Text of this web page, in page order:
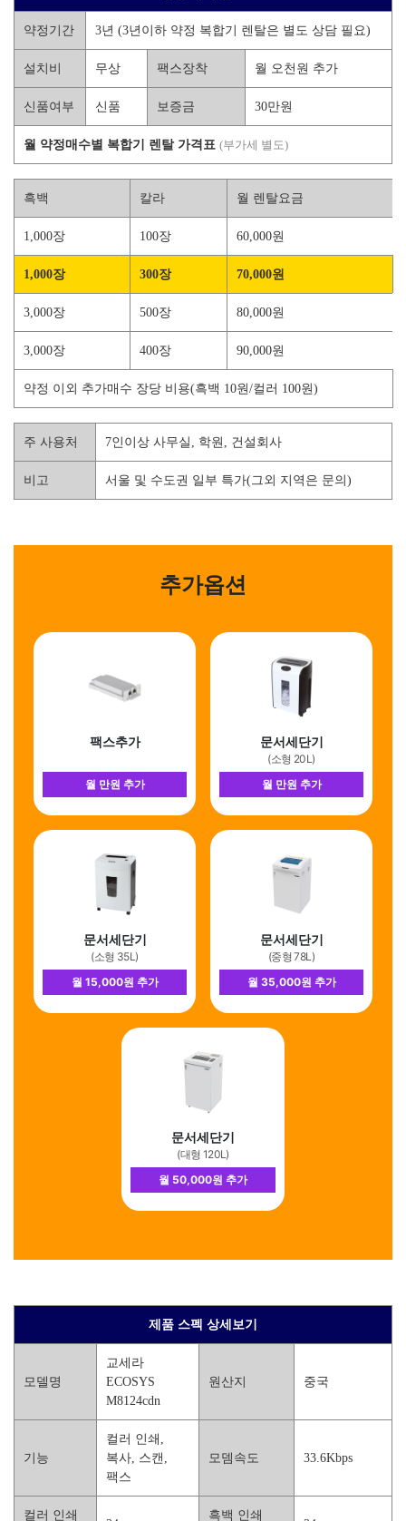
약정기간 3년 (3년이하 약정 복합기 렌탈은 별도 상담 필요)
설치비 무상 팩스장착 월 오천원 추가
신품여부 신품 보증금 30만원
월 약정매수별 복합기 렌탈 가격표 (부가세 별도)
흑백 칼라 월 렌탈요금
1,000장 100장 60,000원
1,000장 300장 70,000원
3,000장 500장 80,000원
3,000장 400장 90,000원
약정 이외 추가매수 장당 비용(흑백 10원/컬러 100원)
주 사용처 7인이상 사무실, 학원, 건설회사
비고 서울 및 수도권 일부 특가(그외 지역은 문의)
추가옵션
팩스추가
월 만원 추가
문서세단기
(소형 20L)
월 만원 추가
문서세단기
(소형 35L)
월 15,000원 추가
문서세단기
(중형 78L)
월 35,000원 추가
문서세단기
(대형 120L)
월 50,000원 추가
제품 스펙 상세보기
모델명
교세라
ECOSYS
M8124cdn
원산지 중국
기능
컬러 인쇄,
복사, 스캔,
팩스
모뎀속도 33.6Kbps
컬러 인쇄 흑백 인쇄